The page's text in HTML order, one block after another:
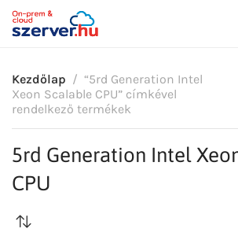
Kezdőlap
“5rd Generation Intel
Xeon Scalable CPU” címkével
rendelkező termékek
5rd Generation Intel
CPU